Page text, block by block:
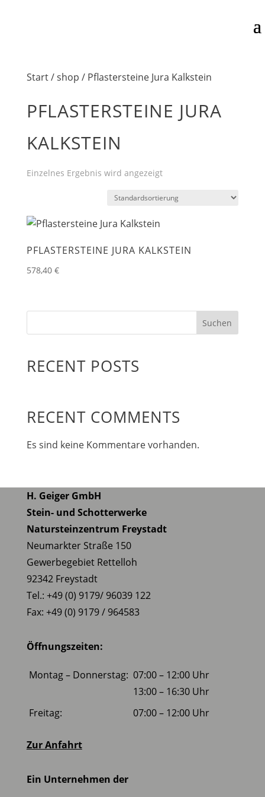
Start/shop / Pflastersteine Jura Kalkstein
PFLASTERSTEINE JURA
KALKSTEIN
Einzelnes Ergebnis wird angezeigt
PFLASTERSTEINE JURA KALKSTEIN
578,40 €
Suchen
RECENT POSTS
RECENT COMMENTS
Es sind keine Kommentare vorhanden.
H. Geiger GmbH
Stein- und Schotterwerke
Natursteinzentrum Freystadt
Neumarkter Straße 150
Gewerbegebiet Rettelloh
92342 Freystadt
Tel.: +49 (0) 9179/ 96039 122
Fax: +49 (0) 9179 / 964583
Öffnungszeiten:
Montag – Donnerstag: 07:00 – 12:00 Uhr
13:00 – 16:30 Uhr
Freitag:
07:00 – 12:00 Uhr
Zur Anfahrt
Ein Unternehmen der